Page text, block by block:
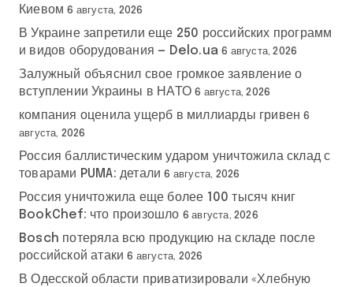
Киевом 6 августа, 2026
В Украине запретили еще 250 российских программ
и видов оборудования — Delo.ua 6 августа, 2026
Залужный объяснил свое громкое заявление о
вступлении Украины в НАТО 6 августа, 2026
компания оценила ущерб в миллиарды гривен 6
августа, 2026
Россия баллистическим ударом уничтожила склад с
товарами PUMA: детали 6 августа, 2026
Россия уничтожила еще более 100 тысяч книг
BookChef: что произошло 6 августа, 2026
Bosch потеряла всю продукцию на складе после
российской атаки 6 августа, 2026
В Одесской области приватизировали «Хлебную